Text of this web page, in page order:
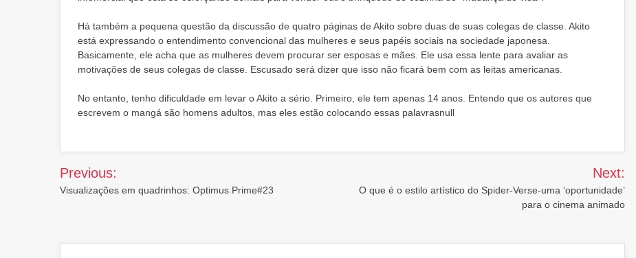
Há também a pequena questão da discussão de quatro páginas de Akito sobre duas de suas colegas de classe. Akito
está expressando o entendimento convencional das mulheres e seus papéis sociais na sociedade japonesa.
Basicamente, ele acha que as mulheres devem procurar ser esposas e mães. Ele usa essa lente para avaliar as
motivações de seus colegas de classe. Escusado será dizer que isso não ficará bem com as leitas americanas.
No entanto, tenho dificuldade em levar o Akito a sério. Primeiro, ele tem apenas 14 anos. Entendo que os autores que
escrevem o mangá são homens adultos, mas eles estão colocando essas palavrasnull
Post
navigation
Previous:
Visualizações em quadrinhos: Optimus Prime#23
Next:
O que é o estilo artístico do Spider-Verse-uma ‘oportunidade’
para o cinema animado